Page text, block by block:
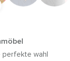
perfekte wahl